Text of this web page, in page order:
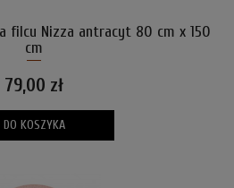
filcu Nizza antracyt 80 cm x 150
cm
79,00 zł
DO KOSZYKA